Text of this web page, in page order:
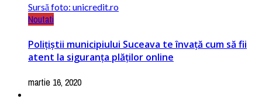
Sursă foto: unicredit.ro
Noutati
Polițiștii municipiului Suceava te învață cum să fii
atent la siguranța plăților online
martie 16, 2020